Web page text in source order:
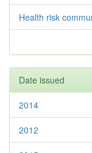
Health risk
Date issued
2014
2012